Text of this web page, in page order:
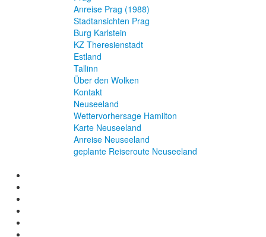
Anreise Prag (1988)
Stadtansichten Prag
Burg Karlstein
KZ Theresienstadt
Estland
Tallinn
Über den Wolken
Kontakt
Neuseeland
Wettervorhersage Hamilton
Karte Neuseeland
Anreise Neuseeland
geplante Reiseroute Neuseeland